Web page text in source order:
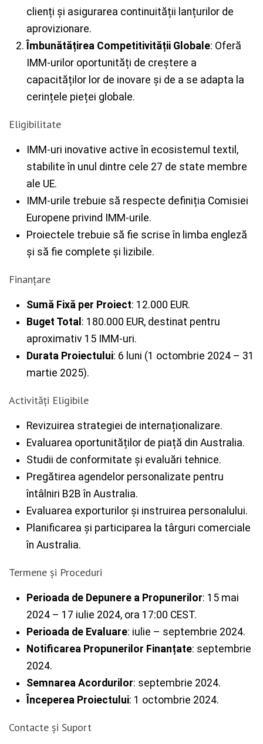
clienți și asigurarea continuității lanțurilor de
aprovizionare.
Îmbunătățirea Competitivității Globale: Oferă
IMM-urilor oportunități de creștere a
capacităților lor de inovare și de a se adapta la
cerințele pieței globale.
Eligibilitate
IMM-uri inovative active în ecosistemul textil,
stabilite în unul dintre cele 27 de state membre
ale UE.
IMM-urile trebuie să respecte definiția Comisiei
Europene privind IMM-urile.
Proiectele trebuie să fie scrise în limba engleză
și să fie complete și lizibile.
Finanțare
Sumă Fixă per Proiect: 12.000 EUR.
Buget Total : 180.000 EUR, destinat pentru
aproximativ 15 IMM-uri.
Durata Proiectului: 6 luni (1 octombrie 2024 – 31
martie 2025).
Activități Eligibile
Revizuirea strategiei de internaționalizare.
Evaluarea oportunităților de piață din Australia.
Studii de conformitate și evaluări tehnice.
Pregătirea agendelor personalizate pentru
întâlniri B2B în Australia.
Evaluarea exporturilor și instruirea personalului.
Planificarea și participarea la târguri comerciale
în Australia.
Termene și Proceduri
Perioada de Depunere a Propunerilor: 15 mai
2024 – 17 iulie 2024, ora 17:00 CEST.
Perioada de Evaluare: iulie – septembrie 2024.
Notificarea Propunerilor Finanțate: septembrie
2024.
Semnarea Acordurilor: septembrie 2024.
Începerea Proiectului: 1 octombrie 2024.
Contacte și Suport